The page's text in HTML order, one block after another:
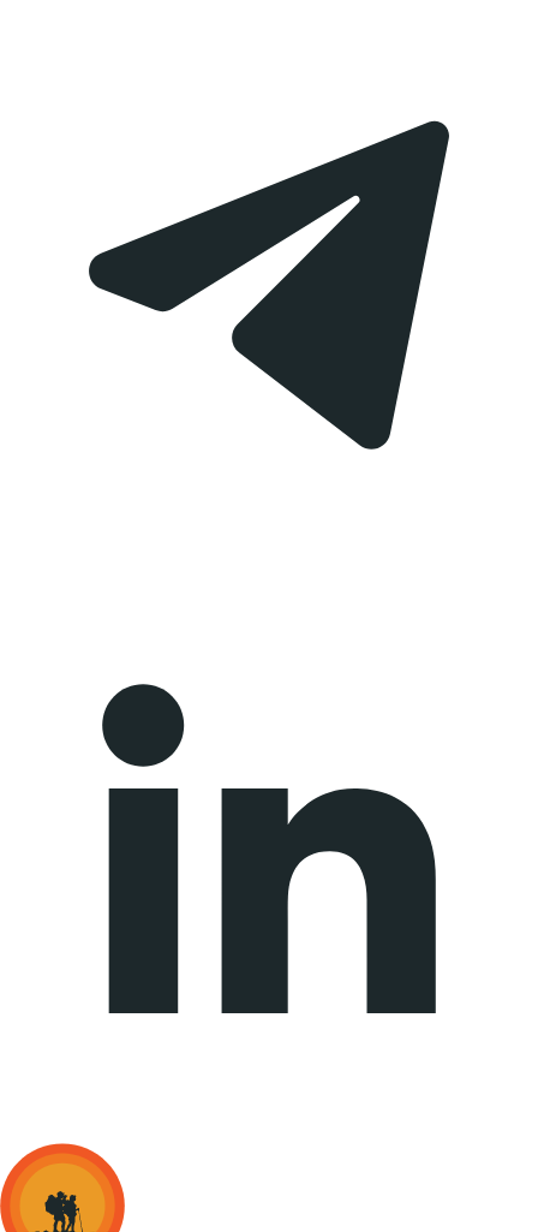
Cammini
d&#039;Italia